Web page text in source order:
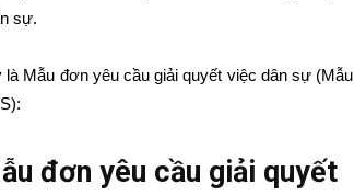
sự.
là Mẫu đơn yêu cầu giải quyết việc dân sự (Mẫu
đơn yêu cầu giải quyết